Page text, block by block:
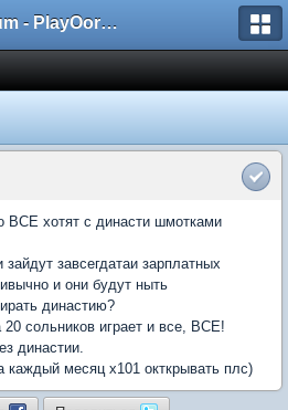
Forum - PlayOorbis.net
ВСЕ хотят с династи шмотками
завсегдатаи зарплатных
и они будут ныть
династию?
20 сольников играет и все, ВСЕ!
династии.
каждый месяц х101 окткрывать плс)